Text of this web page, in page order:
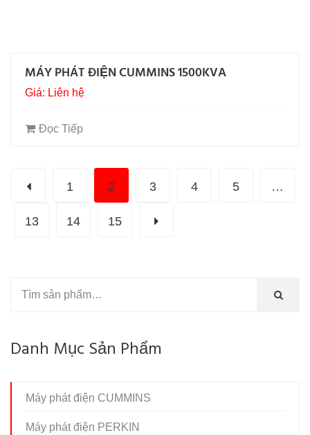
MÁY PHÁT ĐIỆN CUMMINS 1500KVA
Giá: Liên hệ
Đọc Tiếp
1 2 3 4 5 …
13 14 15
Danh Mục Sản Phẩm
Máy phát điện CUMMINS
Máy phát điện PERKIN